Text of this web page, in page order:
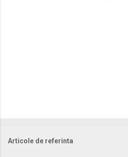
Articole de referinta